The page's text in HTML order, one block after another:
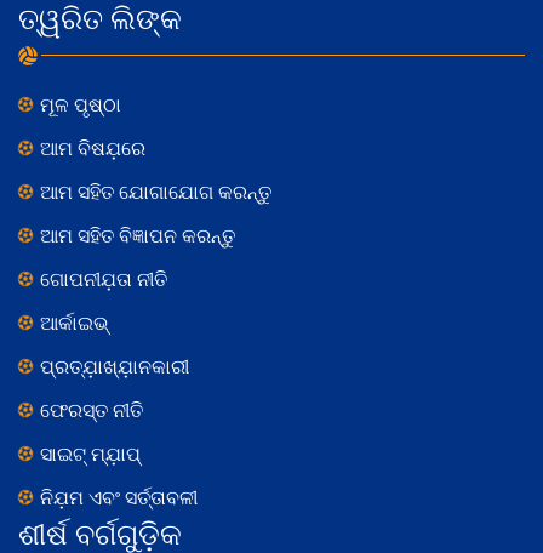
ତ୍ୱରିତ ଲିଙ୍କ
ମୂଳ ପୃଷ୍ଠା
ଆମ ବିଷଯ଼ରେ
ଆମ ସହିତ ଯୋଗାଯୋଗ କରନ୍ତୁ
ଆମ ସହିତ ବିଜ୍ଞାପନ କରନ୍ତୁ
ଗୋପନୀଯ଼ତା ନୀତି
ଆର୍କାଇଭ୍
ପ୍ରତ୍ଯ଼ାଖ୍ଯ଼ାନକାରୀ
ଫେରସ୍ତ ନୀତି
ସାଇଟ୍ ମ୍ଯ଼ାପ୍
ନିଯ଼ମ ଏବଂ ସର୍ତ୍ତାବଳୀ
ଶୀର୍ଷ ବର୍ଗଗୁଡ଼ିକ